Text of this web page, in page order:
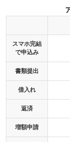
スマホ完結
で申込み
書類提出
借入れ
返済
増額申請